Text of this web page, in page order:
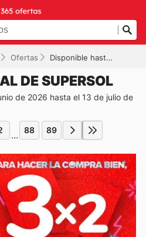
Ofertas Disponible hasta el 13/07/2026
DE SUPERSOL
de 2026 hasta el 13 de julio de
... 88 89